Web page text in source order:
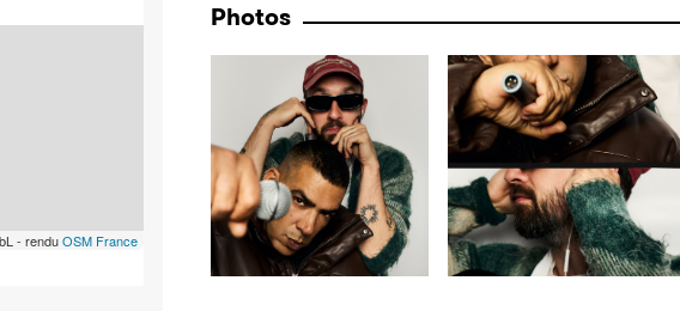
- renduOSM France
Photos